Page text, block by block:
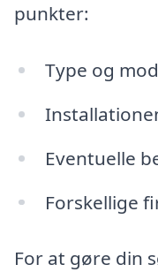
punkter:
Type og
Eventuelle
Forskellige
For at gøre din